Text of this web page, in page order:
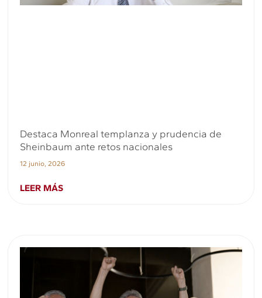
Destaca Monreal templanza y prudencia de
Sheinbaum ante retos nacionales
12 junio, 2026
LEER MÁS